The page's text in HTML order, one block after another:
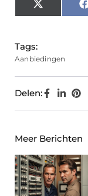
X
(Twitter)
Tags:
Aanbiedingen
Delen:
Meer Berichten